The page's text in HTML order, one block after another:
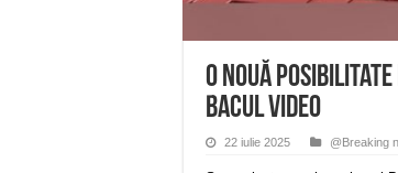
O nouă posibilitate
bacul VIDEO
22 iulie 2025 @Breaking